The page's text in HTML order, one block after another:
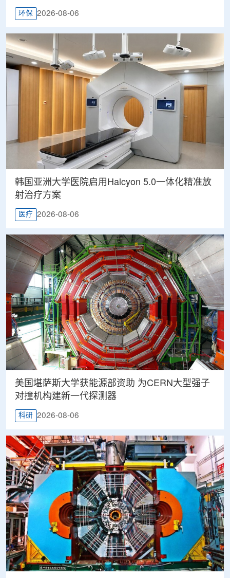
环保 2026-08-06
韩国亚洲大学医院启用Halcyon 5.0一体化精准放
射治疗方案
医疗 2026-08-06
美国堪萨斯大学获能源部资助 为CERN大型强子
对撞机构建新一代探测器
科研 2026-08-06